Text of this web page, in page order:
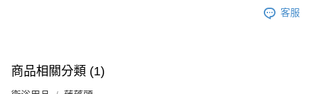
客服
商品相關分類 (1)